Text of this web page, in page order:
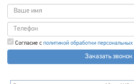
Согласие с политикой обработки
Заказать звонок